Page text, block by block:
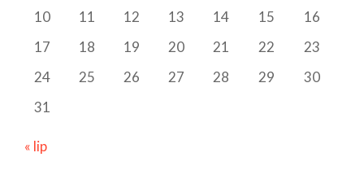
10
11 12 13 14 15
16
17
18 19 20 21 22
23
24
25 26 27 28 29
30
31
« lip